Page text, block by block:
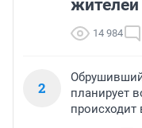
жителей
14 984
2
планирует
происходит